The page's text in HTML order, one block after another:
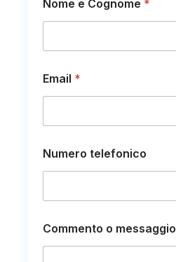
Nome e Cognome *
Email *
e
E
l
Numero telefonico
Commento o messaggio